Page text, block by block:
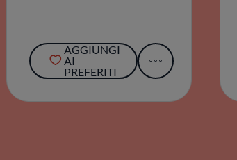
AGGIUNGI
AI
PREFERITI